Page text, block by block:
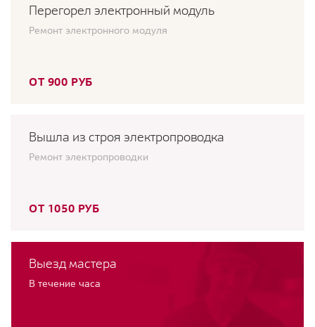
Перегорел электронный модуль
Ремонт электронного модуля
ОТ 900 РУБ
Вышла из строя электропроводка
Ремонт электропроводки
ОТ 1050 РУБ
Выезд мастера
В течение часа